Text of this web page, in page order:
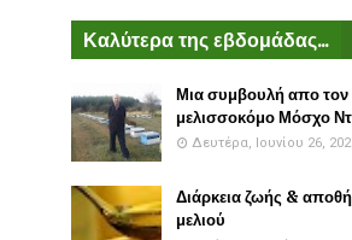
Καλύτερα της εβδομάδας...
Μια συμβουλή απο τον
μελισσοκόμο Μόσχο
Δευτέρα, Ιουνίου 26,
Διάρκεια ζωής &
μελιού